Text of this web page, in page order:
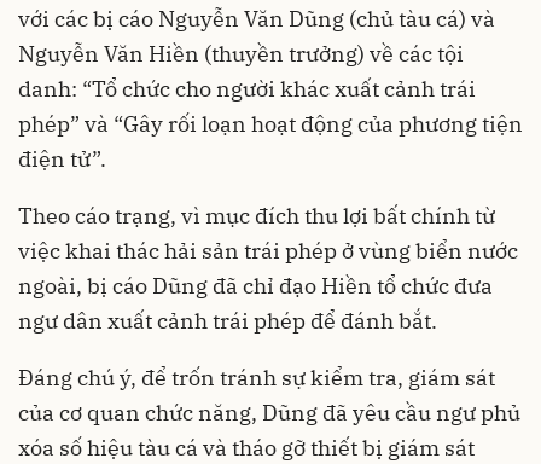
với các bị cáo Nguyễn Văn Dũng (chủ tàu cá) và
Nguyễn Văn Hiền (thuyền trưởng) về các tội
danh: “Tổ chức cho người khác xuất cảnh trái
phép” và “Gây rối loạn hoạt động của phương tiện
điện tử”.
Theo cáo trạng, vì mục đích thu lợi bất chính từ
việc khai thác hải sản trái phép ở vùng biển nước
ngoài, bị cáo Dũng đã chỉ đạo Hiền tổ chức đưa
ngư dân xuất cảnh trái phép để đánh bắt.
Đáng chú ý, để trốn tránh sự kiểm tra, giám sát
của cơ quan chức năng, Dũng đã yêu cầu ngư phủ
xóa số hiệu tàu cá và tháo gỡ thiết bị giám sát